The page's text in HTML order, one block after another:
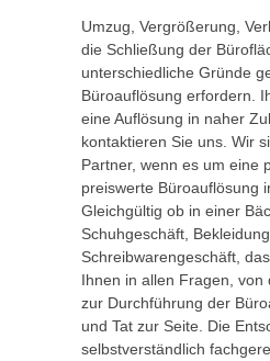
Umzug, Vergrößerung,
die Schließung der
unterschiedliche Gründe
Büroauflösung erfordern.
eine Auflösung in naher
kontaktieren Sie uns. Wir
Partner, wenn es um eine
preiswerte Büroauflösung
Gleichgültig ob in einer
Schuhgeschäft,
Schreibwarengeschäft,
Ihnen in allen Fragen, von
zur Durchführung der
und Tat zur Seite. Die
selbstverständlich